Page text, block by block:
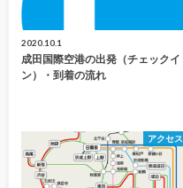
2020.10.1
成田国際空港の出発（チェックイ
ン）・到着の流れ
アクセス